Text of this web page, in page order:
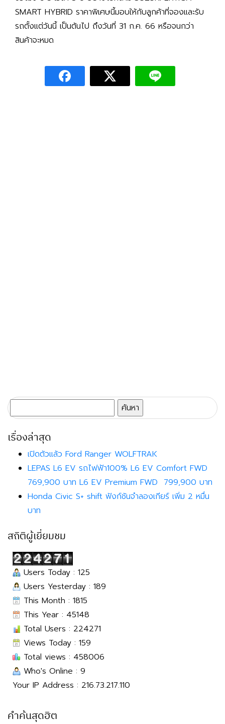
SMART HYBRID ราคาพิเศษนี้มอบให้กับลูกค้าที่จองและรับ
รถตั้งแต่วันนี้ เป็นต้นไป ถึงวันที่ 31 ก.ค. 66 หรือจนกว่า
สินค้าจะหมด
สำหรับ:
เรื่องล่าสุด
เปิดตัวแล้ว Ford Ranger WOLFTRAK
LEPAS L6 EV รถไฟฟ้า100% L6 EV Comfort FWD
769,900 บาท L6 EV Premium FWD 799,900 บาท
Honda Civic S+ shift ฟังก์ชันจำลองเกียร์ เพิ่ม 2 หมื่น
บาท
สถิติผู้เยี่ยมชม
Users Today : 125
Users Yesterday : 189
This Month : 1815
This Year : 45148
Total Users : 224271
Views Today : 159
Total views : 458006
Who's Online : 9
Your IP Address : 216.73.217.110
คำค้นสุดฮิต